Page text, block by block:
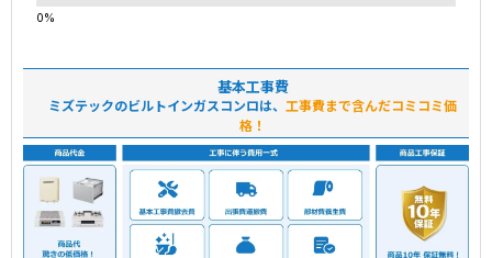
基本工事費
ミズテックのビルトインガスコンロは、 工事費まで含んだコミコミ価
格！